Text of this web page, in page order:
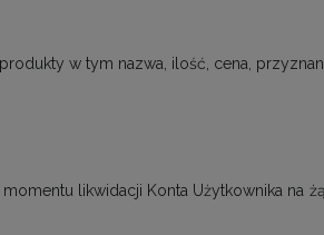
w tym nazwa, ilość, cena,
likwidacji Konta Użytkownika na